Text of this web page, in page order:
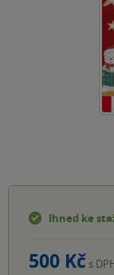
Ihned ke
500 Kč s